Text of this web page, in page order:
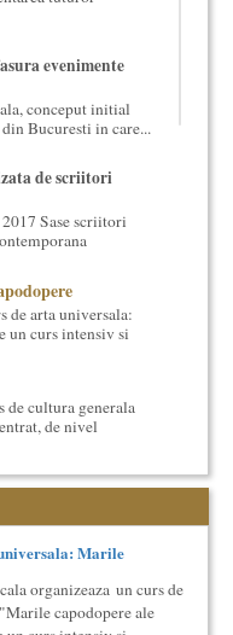
mai jos.
evenimente
conceput initial
Bucuresti in care...
de scriitori
Sase scriitori
de arta universala:
un curs intensiv si
de cultura generala
de nivel
(anul I)
cultura generala
intensiv, de nivel
Internet)
Marile
organizeaza un curs de
capodopere ale